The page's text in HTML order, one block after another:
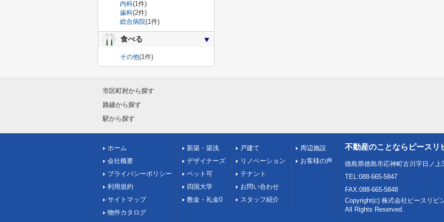
内科(1件)
歯科(2件)
総合病院(1件)
食べる
その他(1件)
市区町村から探す
路線から探す
駅から探す
ホーム
会社概要
プライバシーポリシー
利用規約
サイトマップ
物件カタログ
新築・築浅
デザイナーズ
ペット可
四国大学
敷金・礼金0
戸建て
リノベーション
テナント
お問い合わせ
スタッフ紹介
周辺施設
お客様の声
不動産のことならピースリ
徳島県徳島市応神町古川字日ノ上
TEL:088-665-5847
FAX:088-665-5848
Copyright(c) 株式会社ピースリ
All Rights Reserved.